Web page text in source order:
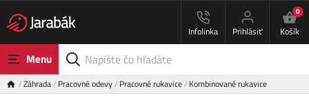
Infolinka Prihlásiť
0
Košík
Menu
Záhrada Pracovné odevy Pracovné rukavice Kombinované rukavice